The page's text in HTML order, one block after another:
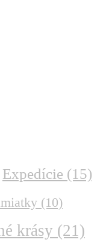
Expedície (15)
(10)
krásy (21)